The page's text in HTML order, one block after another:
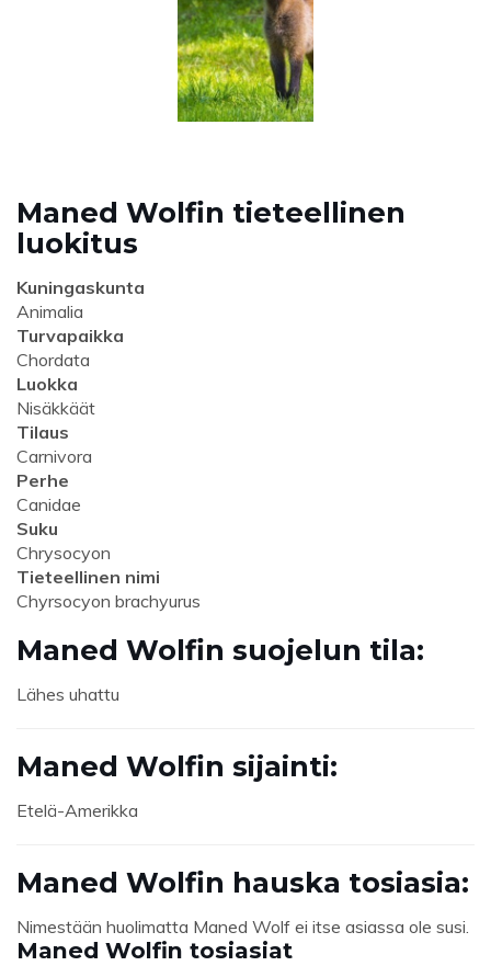
Maned Wolfin tieteellinen
luokitus
Kuningaskunta
Animalia
Turvapaikka
Chordata
Luokka
Nisäkkäät
Tilaus
Carnivora
Perhe
Canidae
Suku
Chrysocyon
Tieteellinen nimi
Chyrsocyon brachyurus
Maned Wolfin suojelun tila:
Lähes uhattu
Maned Wolfin sijainti:
Etelä-Amerikka
Maned Wolfin hauska tosiasia:
Nimestään huolimatta Maned Wolf ei itse asiassa ole susi.
Maned Wolfin tosiasiat